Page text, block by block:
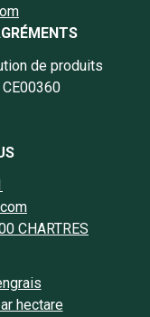
de produits
CHARTRES
hectare